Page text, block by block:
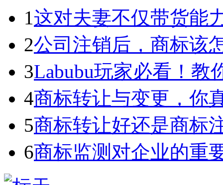
1这对夫妻不仅带货能
2公司注销后，商标该
3Labubu玩家必看！教
4商标转让与变更，你
5商标转让好还是商标
6商标监测对企业的重